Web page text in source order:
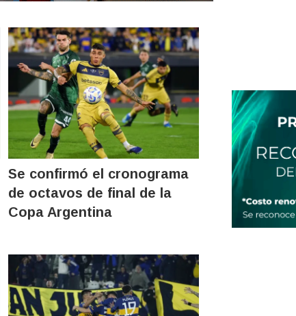
Se confirmó el cronograma
de octavos de final de la
Copa Argentina